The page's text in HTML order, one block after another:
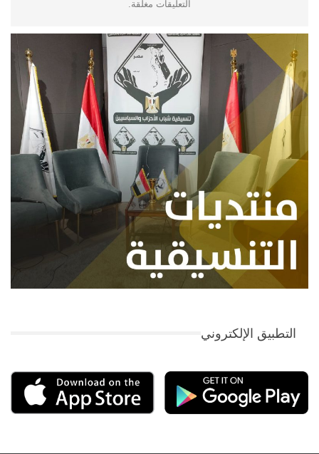
التعليقات مغلقة.
التطبيق الإلكتروني